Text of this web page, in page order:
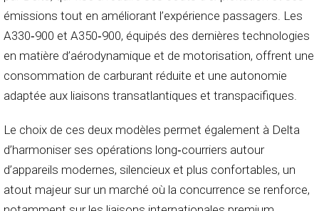
émissions tout en améliorant l’expérience passagers. Les
A330‑900 et A350‑900, équipés des dernières technologies
en matière d’aérodynamique et de motorisation, offrent une
consommation de carburant réduite et une autonomie
adaptée aux liaisons transatlantiques et transpacifiques.
Le choix de ces deux modèles permet également à Delta
d’harmoniser ses opérations long‑courriers autour
d’appareils modernes, silencieux et plus confortables, un
atout majeur sur un marché où la concurrence se renforce,